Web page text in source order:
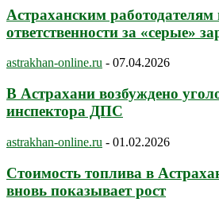
Астраханским
ответственности за «серые»
astrakhan-online.ru - 07.04.2026
В Астрахани возбуждено
инспектора ДПС
astrakhan-online.ru - 01.02.2026
Стоимость топлива в
вновь показывает рост